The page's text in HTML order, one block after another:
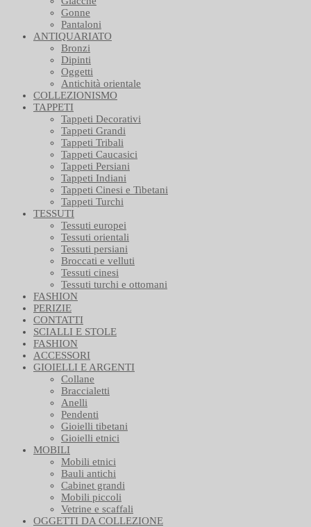
Gonne
Pantaloni
ANTIQUARIATO
Bronzi
Dipinti
Oggetti
Antichità orientale
COLLEZIONISMO
TAPPETI
Tappeti Decorativi
Tappeti Grandi
Tappeti Tribali
Tappeti Caucasici
Tappeti Persiani
Tappeti Indiani
Tappeti Cinesi e Tibetani
Tappeti Turchi
TESSUTI
Tessuti europei
Tessuti orientali
Tessuti persiani
Broccati e velluti
Tessuti cinesi
Tessuti turchi e ottomani
FASHION
PERIZIE
CONTATTI
SCIALLI E STOLE
FASHION
ACCESSORI
GIOIELLI E ARGENTI
Collane
Braccialetti
Anelli
Pendenti
Gioielli tibetani
Gioielli etnici
MOBILI
Mobili etnici
Bauli antichi
Cabinet grandi
Mobili piccoli
Vetrine e scaffali
OGGETTI DA COLLEZIONE